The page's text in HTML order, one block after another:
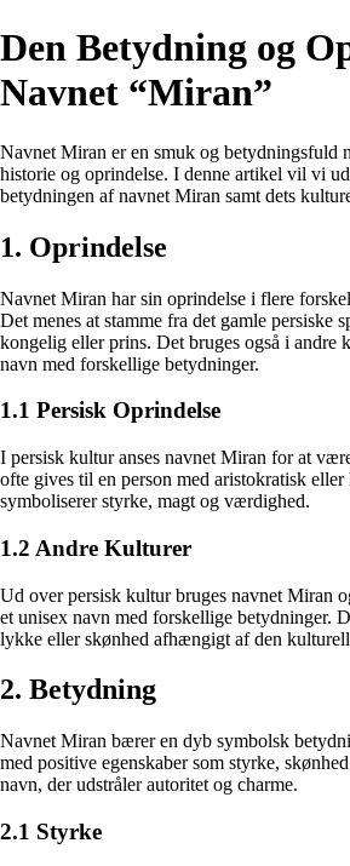
Den Betydning og
Navnet “Miran”
Navnet Miran er en smuk og betydningsfuld
historie og oprindelse. I denne artikel vil vi
betydningen af navnet Miran samt dets
1. Oprindelse
Navnet Miran har sin oprindelse i flere
Det menes at stamme fra det gamle persiske
kongelig eller prins. Det bruges også i andre
navn med forskellige betydninger.
1.1 Persisk Oprindelse
I persisk kultur anses navnet Miran for at
ofte gives til en person med aristokratisk
symboliserer styrke, magt og værdighed.
1.2 Andre Kulturer
Ud over persisk kultur bruges navnet Miran
et unisex navn med forskellige betydninger.
lykke eller skønhed afhængigt af den
2. Betydning
Navnet Miran bærer en dyb symbolsk
med positive egenskaber som styrke,
navn, der udstråler autoritet og charme.
2.1 Styrke